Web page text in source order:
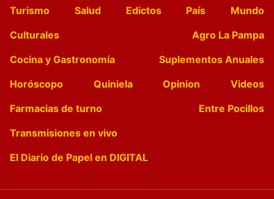
Turismo
Salud Edictos País
Mundo
Culturales
Agro La Pampa
Cocina y Gastronomía
Suplementos Anuales
Horóscopo
Quiniela Opinion
Videos
Farmacias de turno
Entre Pocillos
Transmisiones en vivo
El Diario de Papel en DIGITAL